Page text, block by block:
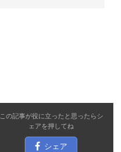
この記事が役に立ったと思ったらシ
ェアを押してね
シェア